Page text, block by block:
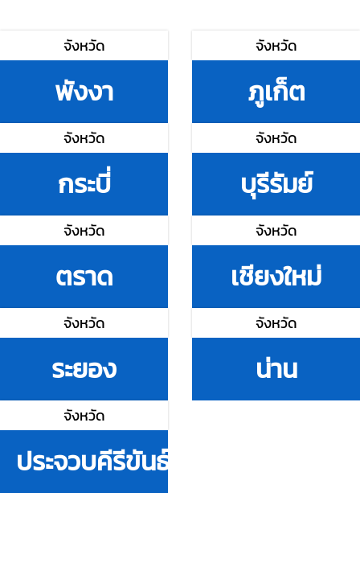
จังหวัด
พังงา
จังหวัด
ภูเก็ต
จังหวัด
กระบี่
จังหวัด
บุรีรัมย์
จังหวัด
ตราด
จังหวัด
เชียงใหม่
จังหวัด
ระยอง
จังหวัด
น่าน
จังหวัด
ประจวบคีรีขันธ์